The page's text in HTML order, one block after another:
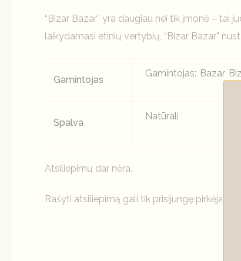
“Bizar Bazar” yra daugiau nei tik įmonė – tai
laikydamasi etinių vertybių, “Bizar Bazar”
Gamintojas
Gamintojas: Bazar
Spalva
Natūrali
Atsiliepimų dar nėra.
Rašyti atsiliepimą gali tik prisijungę pirkėjai,